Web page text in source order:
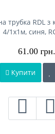
трубка RDL
4/1x1м, синя,
61.00 грн.
Купити